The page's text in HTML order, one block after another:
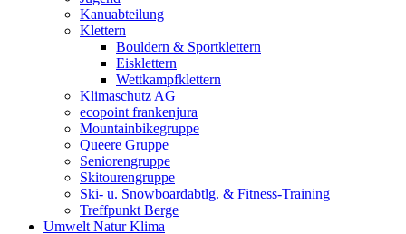
Kanuabteilung
Klettern
Bouldern & Sportklettern
Eisklettern
Wettkampfklettern
Klimaschutz AG
ecopoint frankenjura
Mountainbikegruppe
Queere Gruppe
Seniorengruppe
Skitourengruppe
Ski- u. Snowboardabtlg. & Fitness-Training
Treffpunkt Berge
Umwelt Natur Klima